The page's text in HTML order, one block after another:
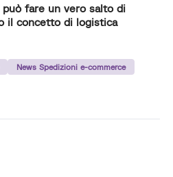
può fare un vero salto di
il concetto di logistica
News Spedizioni e-commerce